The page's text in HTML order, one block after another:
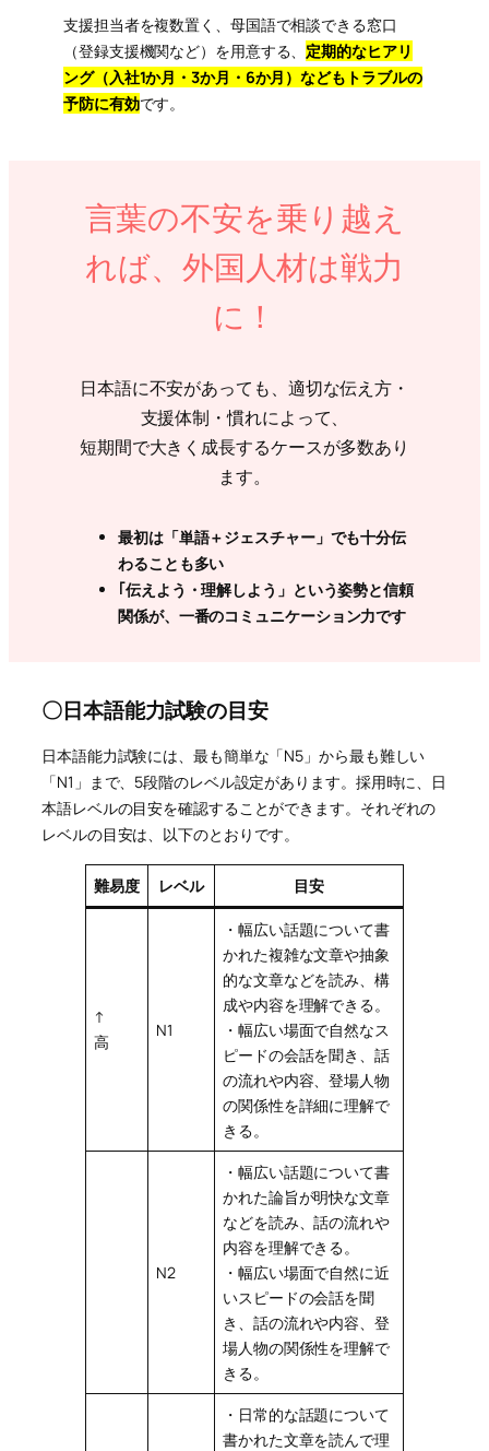
支援担当者を複数置く、母国語で相談できる窓口
（登録支援機関など）を用意する、 定期的なヒアリ
ング（入社1か月・3か月・6か月）などもトラブルの
予防に有効です。
言葉の不安を乗り越え
れば、外国人材は戦力
に！
日本語に不安があっても、適切な伝え方・
支援体制・慣れによって、
短期間で大きく成長するケースが多数あり
ます。
最初は「単語＋ジェスチャー」でも十分伝
わることも多い
｢伝えよう・理解しよう」という姿勢と信頼
関係が、 一番のコミュニケーション力です
〇日本語能力試験の目安
日本語能力試験には、最も簡単な「N5」から最も難しい
「N1」まで、5段階のレベル設定があります。採用時に、日
本語レベルの目安を確認することができます。それぞれの
レベルの目安は、以下のとおりです。
難易度 レベル 目安
↑
高
N1
・幅広い話題について書
かれた複雑な文章や抽象
的な文章などを読み、構
成や内容を理解できる。
・幅広い場面で自然なス
ピードの会話を聞き、話
の流れや内容、登場人物
の関係性を詳細に理解で
きる。
N2
・幅広い話題について書
かれた論旨が明快な文章
などを読み、話の流れや
内容を理解できる。
・幅広い場面で自然に近
いスピードの会話を聞
き、話の流れや内容、登
場人物の関係性を理解で
きる。
・日常的な話題について
書かれた文章を読んで理